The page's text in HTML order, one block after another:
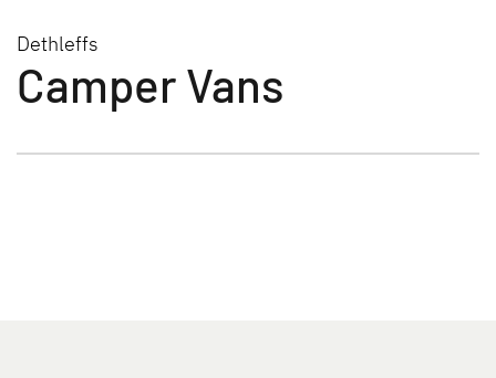
Dethleffs
Camper Vans